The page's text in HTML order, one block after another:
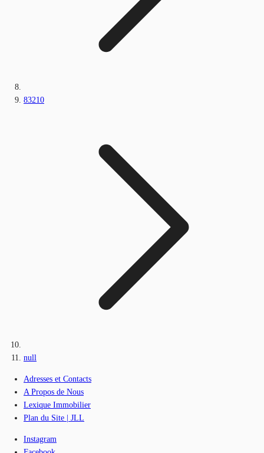
83210
null
Adresses et Contacts
A Propos de Nous
Lexique Immobilier
Plan du Site | JLL
Instagram